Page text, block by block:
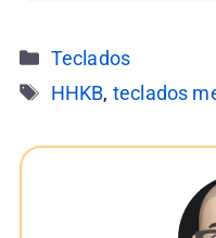
Categorías
Teclados
Etiquetas
HHKB, teclados